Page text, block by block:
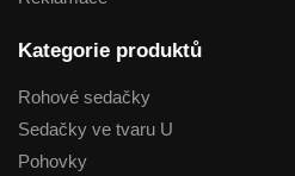
Kategorie produktů
Rohové sedačky
Sedačky ve tvaru U
Pohovky